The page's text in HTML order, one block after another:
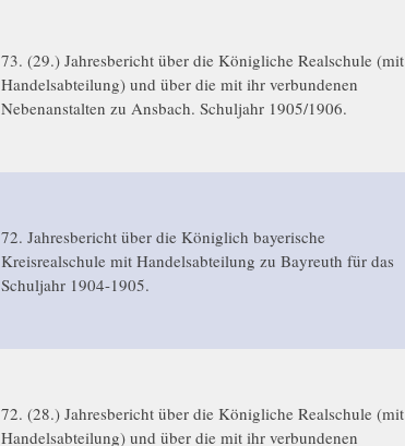
73. (29.) Jahresbericht über die Königliche Realschule (mit
Handelsabteilung) und über die mit ihr verbundenen
Nebenanstalten zu Ansbach. Schuljahr 1905/1906.
72. Jahresbericht über die Königlich bayerische
Kreisrealschule mit Handelsabteilung zu Bayreuth für das
Schuljahr 1904-1905.
72. (28.) Jahresbericht über die Königliche Realschule (mit
Handelsabteilung) und über die mit ihr verbundenen